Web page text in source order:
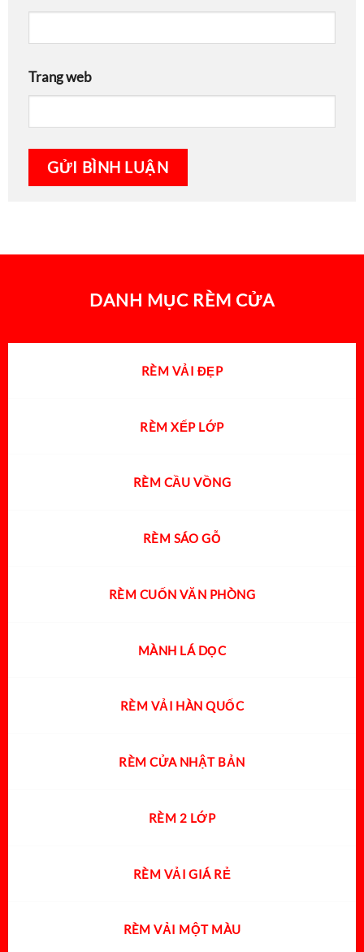
Trang web
DANH MỤC RÈM CỬA
RÈM VẢI ĐẸP
RÈM XẾP LỚP
RÈM CẦU VỒNG
RÈM SÁO GỖ
RÈM CUỐN VĂN PHÒNG
MÀNH LÁ DỌC
RÈM VẢI HÀN QUỐC
RÈM CỬA NHẬT BẢN
RÈM 2 LỚP
RÈM VẢI GIÁ RẺ
RÈM VẢI MỘT MÀU